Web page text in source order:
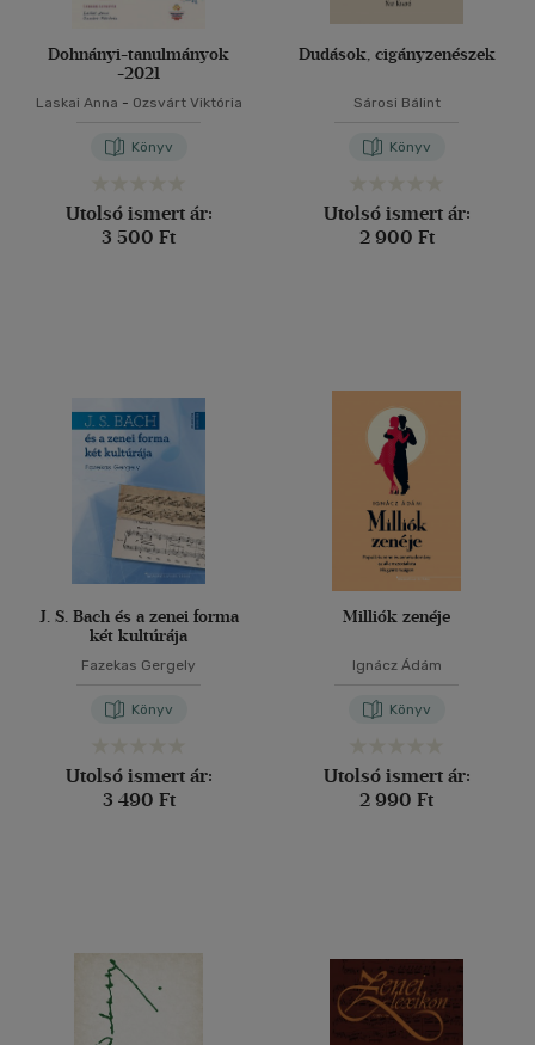
Dohnányi-tanulmányok
-2021
Laskai Anna - Ozsvárt Viktória
Könyv
Utolsó ismert ár:
3 500 Ft
Dudások, cigányzenészek
Sárosi Bálint
Könyv
Utolsó ismert ár:
2 900 Ft
J. S. Bach és a zenei forma
két kultúrája
Fazekas Gergely
Könyv
Utolsó ismert ár:
3 490 Ft
Milliók zenéje
Ignácz Ádám
Könyv
Utolsó ismert ár:
2 990 Ft